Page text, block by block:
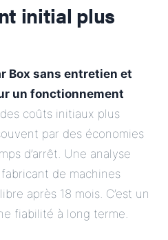
initial plus
Box sans entretien et
un fonctionnement
coûts initiaux plus
par des économies
d’arrêt. Une analyse
de machines
après 18 mois. C’est un
fiabilité à long terme.